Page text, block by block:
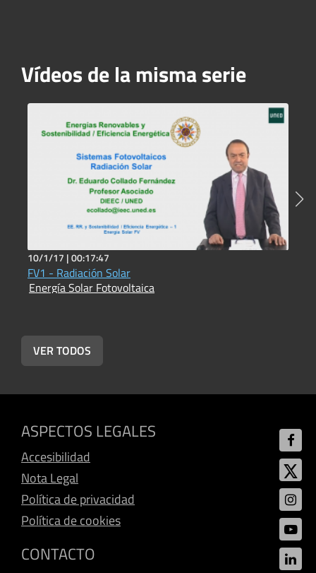
Vídeos de la misma serie
10/1/17 |00:17:47
FV1 - Radiación Solar
Energía Solar Fotovoltaica
VER TODOS
ASPECTOS LEGALES
Accesibilidad
Nota Legal
Política de privacidad
Política de cookies
CONTACTO